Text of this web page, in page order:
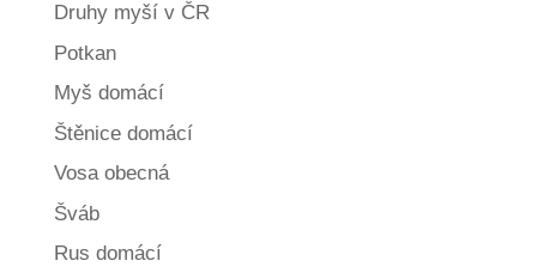
Druhy myší v ČR
Potkan
Myš domácí
Štěnice domácí
Vosa obecná
Šváb
Rus domácí